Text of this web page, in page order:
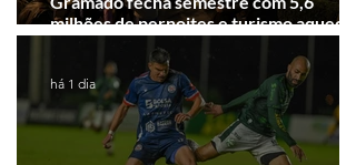
milhões de pernoites e turismo
Junho desponta!
há 1 dia